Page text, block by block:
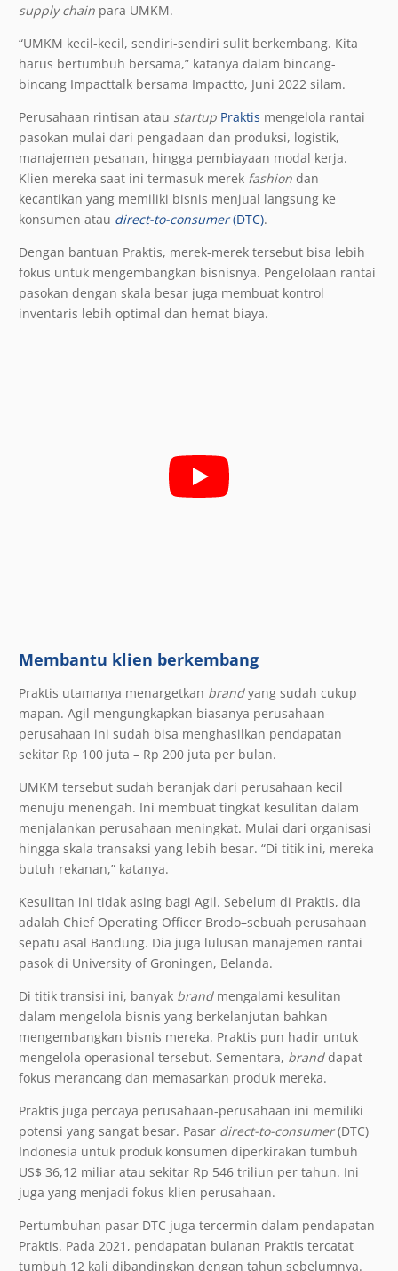
supply chain para UMKM.
“UMKM kecil-kecil, sendiri-sendiri sulit berkembang. Kita
harus bertumbuh bersama,” katanya dalam bincang-
bincang Impacttalk bersama Impactto, Juni 2022 silam.
Perusahaan rintisan atau startup Praktis mengelola rantai
pasokan mulai dari pengadaan dan produksi, logistik,
manajemen pesanan, hingga pembiayaan modal kerja.
Klien mereka saat ini termasuk merek fashion dan
kecantikan yang memiliki bisnis menjual langsung ke
konsumen atau direct-to-consumer(DTC).
Dengan bantuan Praktis, merek-merek tersebut bisa lebih
fokus untuk mengembangkan bisnisnya. Pengelolaan rantai
pasokan dengan skala besar juga membuat kontrol
inventaris lebih optimal dan hemat biaya.
Membantu klien berkembang
Praktis utamanya menargetkan brandyang sudah cukup
mapan. Agil mengungkapkan biasanya perusahaan-
perusahaan ini sudah bisa menghasilkan pendapatan
sekitar Rp 100 juta – Rp 200 juta per bulan.
UMKM tersebut sudah beranjak dari perusahaan kecil
menuju menengah. Ini membuat tingkat kesulitan dalam
menjalankan perusahaan meningkat. Mulai dari organisasi
hingga skala transaksi yang lebih besar. “Di titik ini, mereka
butuh rekanan,” katanya.
Kesulitan ini tidak asing bagi Agil. Sebelum di Praktis, dia
adalah Chief Operating Officer Brodo–sebuah perusahaan
sepatu asal Bandung. Dia juga lulusan manajemen rantai
pasok di University of Groningen, Belanda.
Di titik transisi ini, banyak brandmengalami kesulitan
dalam mengelola bisnis yang berkelanjutan bahkan
mengembangkan bisnis mereka. Praktis pun hadir untuk
mengelola operasional tersebut. Sementara, branddapat
fokus merancang dan memasarkan produk mereka.
Praktis juga percaya perusahaan-perusahaan ini memiliki
potensi yang sangat besar. Pasar direct-to-consumer(DTC)
Indonesia untuk produk konsumen diperkirakan tumbuh
US$ 36,12 miliar atau sekitar Rp 546 triliun per tahun. Ini
juga yang menjadi fokus klien perusahaan.
Pertumbuhan pasar DTC juga tercermin dalam pendapatan
Praktis. Pada 2021, pendapatan bulanan Praktis tercatat
tumbuh 12 kali dibandingkan dengan tahun sebelumnya.